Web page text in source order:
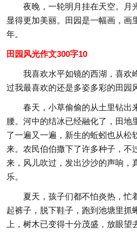
夜晚，一轮明月挂在天空。月
显得更加美丽。田园是一幅画，画
年。
田园风光作文300字10
我喜欢水平如镜的西湖，喜欢
过我最喜欢的还是多姿多彩的田园
春天，小草偷偷的从土里钻出
腰。河中的结冰已经融化了，田地
了一遍又一遍，新生的蚯蚓也从松
来。农民伯伯撒下了许多种子，不
来，风儿吹过，发出沙沙的声响，
乐。
夏天，孩子们都不怕炎热，忙
起裤子，脱下鞋子，跑到池塘里抓
上，树木已变得十分茂盛，放眼望